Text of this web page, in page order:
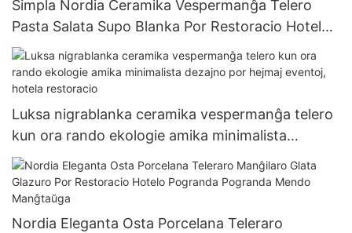
Simpla Nordia Ceramika Vespermanĝa Telero
Pasta Salata Supo Blanka Por Restoracio Hotelo
Daŭra Komerca Grada Lavuja Manĝilaro
Luksa nigrablanka ceramika vespermanĝa telero
kun ora rando ekologie amika minimalista
dezajno por hejmaj eventoj, hotela restoracio
Nordia Eleganta Osta Porcelana Teleraro